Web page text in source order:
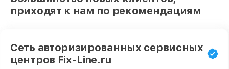
приходят к нам по рекомендациям
Сеть авторизированных сервисных
центров Fix-Line.ru